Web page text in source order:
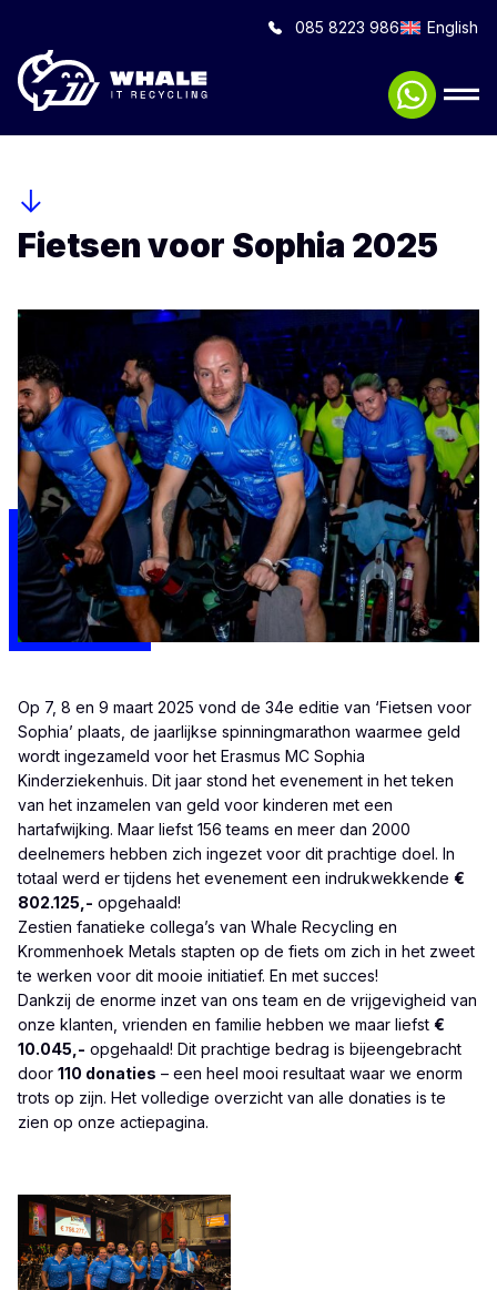
085 8223 986 English
Fietsen voor Sophia 2025
Op 7, 8 en 9 maart 2025 vond de 34e editie van ‘Fietsen voor
Sophia’ plaats, de jaarlijkse spinningmarathon waarmee geld
wordt ingezameld voor het Erasmus MC Sophia
Kinderziekenhuis. Dit jaar stond het evenement in het teken
van het inzamelen van geld voor kinderen met een
hartafwijking. Maar liefst 156 teams en meer dan 2000
deelnemers hebben zich ingezet voor dit prachtige doel. In
totaal werd er tijdens het evenement een indrukwekkende €
802.125,- opgehaald!
Zestien fanatieke collega’s van Whale Recycling en
Krommenhoek Metals stapten op de fiets om zich in het zweet
te werken voor dit mooie initiatief. En met succes!
Dankzij de enorme inzet van ons team en de vrijgevigheid van
onze klanten, vrienden en familie hebben we maar liefst €
10.045,- opgehaald! Dit prachtige bedrag is bijeengebracht
door 110 donaties – een heel mooi resultaat waar we enorm
trots op zijn. Het volledige overzicht van alle donaties is te
zien op onze actiepagina.